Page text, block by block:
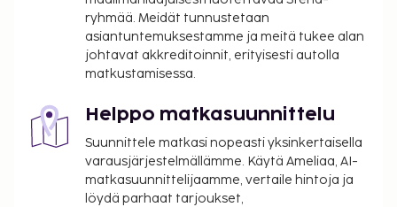
lentoasema) - 92,5 km / 57,5 mi
Palveluihin kuuluu ilmainen pysäköinti. Hyödynnä
ulkouima-allas, terassi ja puutarha. Tämän loma-
asunnon palveluihin kuuluu ilmainen langaton
Majoituspaikka veloittaa seuraavat paikan päällä
suoritettavat maksut. Maksuihin saattaa sisältyä
sovellettavat verot:
Hallinnollinen maksu: 97.70 USD per majoitustila
ryhmää. Meidät tunnustetaan
asiantuntemuksestamme ja meitä tukee alan
johtavat akkreditoinnit, erityisesti autolla
matkustamisessa.
Helppo matkasuunnittelu
Suunnittele matkasi nopeasti yksinkertaisella
varausjärjestelmällämme. Käytä Ameliaa, AI-
matkasuunnittelijaamme, vertaile hintoja ja
löydä parhaat tarjoukset,